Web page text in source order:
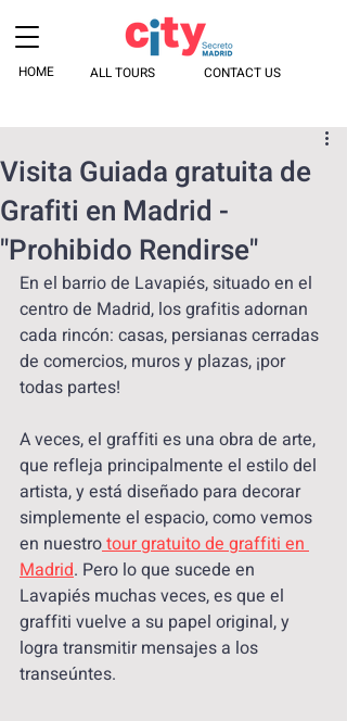
ALL TOURS CONTACT US
HOME
Visita Guiada gratuita de
Grafiti en Madrid -
"Prohibido Rendirse"
En el barrio de Lavapiés, situado en el
centro de Madrid, los grafitis adornan
cada rincón: casas, persianas cerradas
de comercios, muros y plazas, ¡por
todas partes!
A veces, el graffiti es una obra de arte,
que refleja principalmente el estilo del
artista, y está diseñado para decorar
simplemente el espacio, como vemos
en nuestro tour gratuito de graffiti en
Madrid. Pero lo que sucede en
Lavapiés muchas veces, es que el
graffiti vuelve a su papel original, y
logra transmitir mensajes a los
transeúntes.